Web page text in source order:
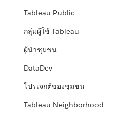
Tableau Public
กลุ่มผู้ใช้ Tableau
ผู้นำชุมชน
DataDev
โปรเจกต์ของชุมชน
Tableau Neighborhood